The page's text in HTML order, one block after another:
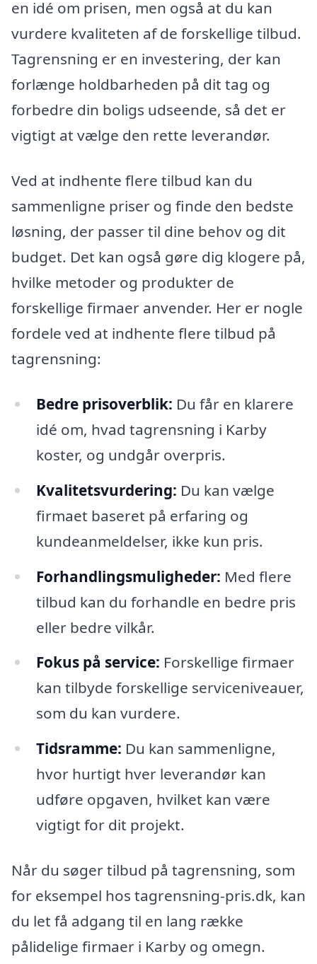
en idé om prisen, men også at du kan
vurdere kvaliteten af de forskellige tilbud.
Tagrensning er en investering, der kan
forlænge holdbarheden på dit tag og
forbedre din boligs udseende, så det er
vigtigt at vælge den rette leverandør.
Ved at indhente flere tilbud kan du
sammenligne priser og finde den bedste
løsning, der passer til dine behov og dit
budget. Det kan også gøre dig klogere på,
hvilke metoder og produkter de
forskellige firmaer anvender. Her er nogle
fordele ved at indhente flere tilbud på
tagrensning:
Bedre prisoverblik: Du får en klarere
idé om, hvad tagrensning i Karby
koster, og undgår overpris.
Kvalitetsvurdering: Du kan vælge
firmaet baseret på erfaring og
kundeanmeldelser, ikke kun pris.
Forhandlingsmuligheder: Med flere
tilbud kan du forhandle en bedre pris
eller bedre vilkår.
Fokus på service: Forskellige firmaer
kan tilbyde forskellige serviceniveauer,
som du kan vurdere.
Tidsramme: Du kan sammenligne,
hvor hurtigt hver leverandør kan
udføre opgaven, hvilket kan være
vigtigt for dit projekt.
Når du søger tilbud på tagrensning, som
for eksempel hos tagrensning-pris.dk, kan
du let få adgang til en lang række
pålidelige firmaer i Karby og omegn.